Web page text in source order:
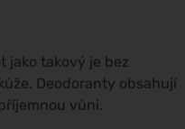
jako takový je bez
Deodoranty obsahují
vůni.